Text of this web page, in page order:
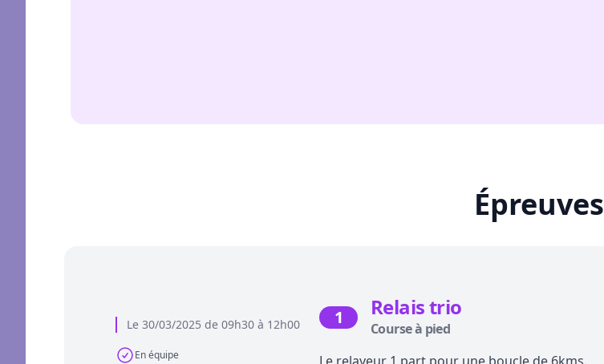
Épreuves
Le 30/03/2025 de 09h30 à 12h00
En équipe
1 Relais trio
Course à pied